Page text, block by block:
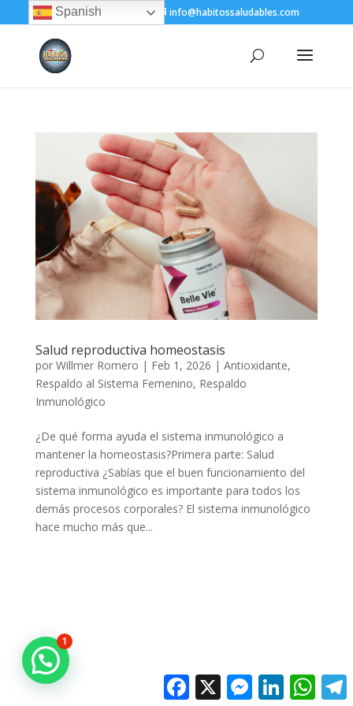
+(505) 8200-1450 info@habitossaludables.com
Salud reproductiva homeostasis
por Willmer Romero | Feb 1, 2026 | Antioxidante,
Respaldo al Sistema Femenino, Respaldo
Inmunológico
¿De qué forma ayuda el sistema inmunológico a
mantener la homeostasis?Primera parte: Salud
reproductiva ¿Sabías que el buen funcionamiento del
sistema inmunológico es importante para todos los
demás procesos corporales? El sistema inmunológico
hace mucho más que...
Facebook Messenger
LinkedIn
Spanish
1